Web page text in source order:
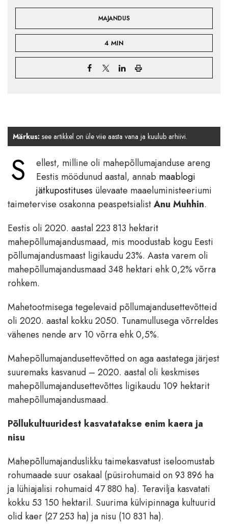
MAJANDUS
4 MIN
Märkus: see artikkel on üle viie aasta vana ja kuulub arhiivi.
S
ellest, milline oli mahepõllumajanduse areng
Eestis möödunud aastal, annab maablogi
jätkupostituses ülevaate maaeluministeeriumi
taimetervise osakonna peaspetsialistAnu Muhhin.
Eestis oli 2020. aastal 223 813 hektarit
mahepõllumajandusmaad, mis moodustab kogu Eesti
põllumajandusmaast ligikaudu 23%. Aasta varem oli
mahepõllumajandusmaad 348 hektari ehk 0,2% võrra
rohkem.
Mahetootmisega tegelevaid põllumajandusettevõtteid
oli 2020. aastal kokku 2050. Tunamullusega võrreldes
vähenes nende arv 10 võrra ehk 0,5%.
Mahepõllumajandusettevõtted on aga aastatega järjest
suuremaks kasvanud – 2020. aastal oli keskmises
mahepõllumajandusettevõttes ligikaudu 109 hektarit
mahepõllumajandusmaad.
Põllukultuuridest kasvatatakse enim kaera ja
nisu
Mahepõllumajanduslikku taimekasvatust iseloomustab
rohumaade suur osakaal (püsirohumaid on 93 896 ha
ja lühiajalisi rohumaid 47 880 ha). Teravilja kasvatati
kokku 53 150 hektaril. Suurima külvipinnaga kultuurid
olid kaer (27 253 ha) ja nisu (10 831 ha).